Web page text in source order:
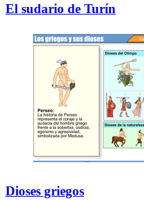
El sudario de Turín
Dioses griegos